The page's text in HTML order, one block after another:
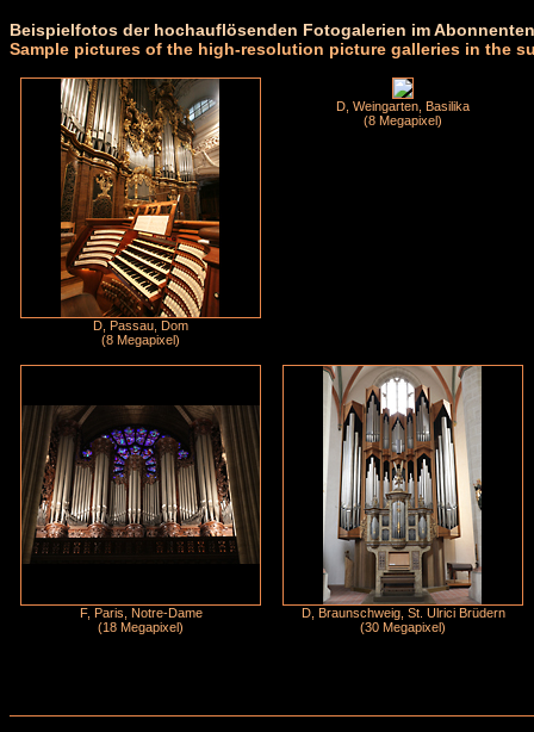
Beispielfotos der hochauflösenden Fotogalerien im
Sample pictures of the high-resolution picture galleries in the
D, Passau, Dom
(8 Megapixel)
D, Weingarten, Basilika
(8 Megapixel)
F, Paris, Notre-Dame
(18 Megapixel)
D, Braunschweig, St. Ulrici Brüdern
(30 Megapixel)